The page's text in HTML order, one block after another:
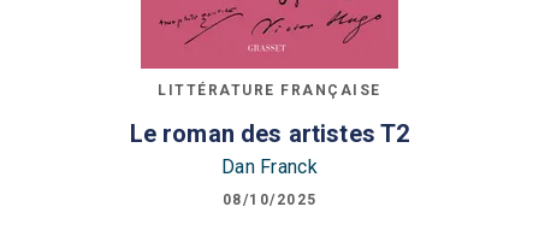
LITTÉRATURE FRANÇAISE
Le roman des artistes T2
Dan Franck
08/10/2025